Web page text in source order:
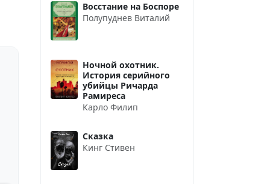
Восстание на Боспоре
Полупуднев Виталий
Ночной охотник.
История серийного
убийцы Ричарда
Рамиреса
Карло Филип
Сказка
Кинг Стивен